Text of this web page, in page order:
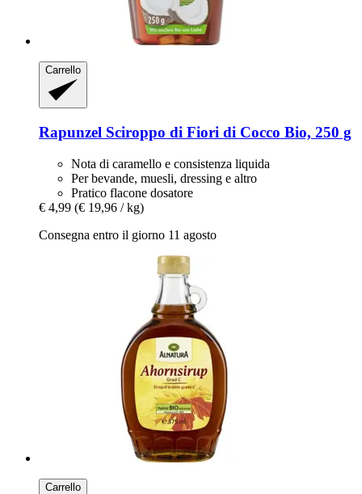
Carrello
Rapunzel Sciroppo di Fiori di Cocco Bio, 250 g
Nota di caramello e consistenza liquida
Per bevande, muesli, dressing e altro
Pratico flacone dosatore
€ 4,99 (€ 19,96 / kg)
Consegna entro il giorno 11 agosto
Carrello